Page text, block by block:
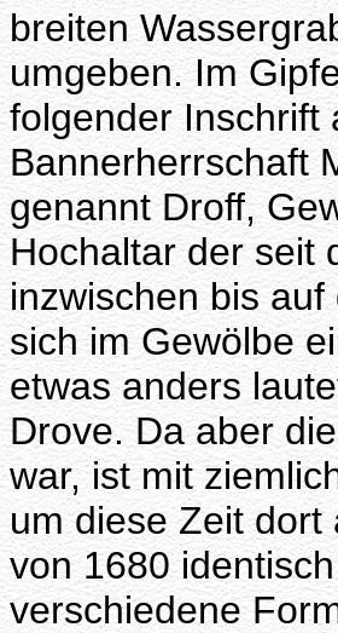
breiten
umgeben. Im
folgender Inschrift
Bannerherrschaft
genannt Droff,
Hochaltar der seit
inzwischen bis
sich im Gewölbe
etwas anders
Drove. Da aber
war, ist mit
um diese Zeit
von 1680
verschiedene